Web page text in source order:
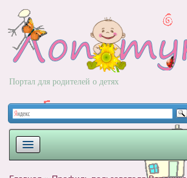
Портал для родителей о детях